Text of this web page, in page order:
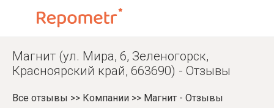
Магнит (ул. Мира, 6, Зеленогорск,
Красноярский край, 663690) - Отзывы
Все отзывы >> Компании >> Магнит - Отзывы